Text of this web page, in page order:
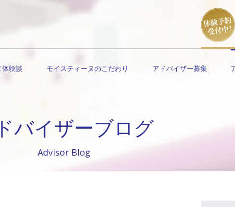
験談 モイスティーヌのこだわり アドバイザー募集
バイザーブログ
Advisor Blog